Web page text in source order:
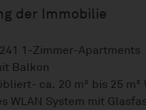
der Immobilie
1-Zimmer-Apartments
Balkon
ca. 20 m² bis 25 m²
WLAN System mit